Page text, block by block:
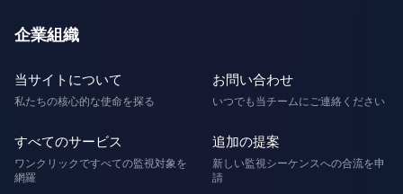
企業組織
当サイトについて
私たちの核心的な使命を探る
お問い合わせ
いつでも当チームにご連絡ください
すべてのサービス
ワンクリックですべての監視対象を
網羅
追加の提案
新しい監視シーケンスへの合流を申
請